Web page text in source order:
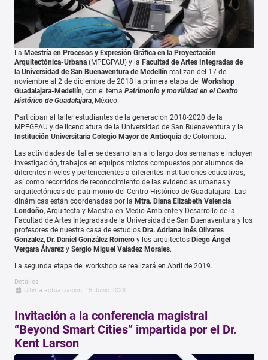
La Maestría en Procesos y Expresión Gráfica en la Proyectación
Arquitectónica-Urbana (MPEGPAU) y la Facultad de Artes Integradas de
la Universidad de San Buenaventura de Medellín realizan del 17 de
noviembre al 2 de diciembre de 2018 la primera etapa del Workshop
Guadalajara-Medellín, con el tema Patrimonio y movilidad en el Centro
Histórico de Guadalajara, México.
Participan al taller estudiantes de la generación 2018-2020 de la
MPEGPAU y de licenciatura de la Universidad de San Buenaventura y la
Institución Universitaria Colegio Mayor de Antioquia de Colombia.
Las actividades del taller se desarrollan a lo largo dos semanas e incluyen
investigación, trabajos en equipos mixtos compuestos por alumnos de
diferentes niveles y pertenecientes a diferentes instituciones educativas,
así como recorridos de reconocimiento de las evidencias urbanas y
arquitectónicas del patrimonio del Centro Histórico de Guadalajara. Las
dinámicas están coordenadas por la Mtra. Diana Elizabeth Valencia
Londoño, Arquitecta y Maestra en Medio Ambiente y Desarrollo de la
Facultad de Artes Integradas de la Universidad de San Buenaventura y los
profesores de nuestra casa de estudios Dra. Adriana Inés Olivares
Gonzalez, Dr. Daniel González Romero y los arquitectos Diego Ángel
Vergara Álvarez y Sergio Miguel Valadez Morales.
La segunda etapa del workshop se realizará en Abril de 2019.
Detalles
Última actualización: 15 Junio 2023
Invitación a la conferencia magistral
“Beyond Smart Cities” impartida por el Dr.
Kent Larson